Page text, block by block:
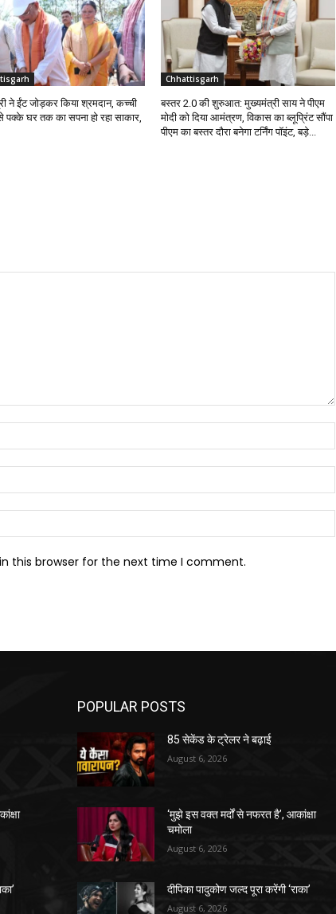
ने ईंट जोड़कर किया श्रमदान, कच्ची
पक्के घर तक का सपना हो रहा साकार,
Chhattisgarh
बस्तर 2.0 की शुरुआत: मुख्यमंत्री साय ने पीएम
मोदी को दिया आमंत्रण, विकास का ब्लूप्रिंट सौंपा
पीएम का बस्तर दौरा बनेगा टर्निंग पॉइंट, बड़े...
this browser for the next time I comment.
POPULAR POSTS
85 सेकेंड के ट्रेलर ने बढ़ाई
August 6, 2026
‘मुझे इस वक्त मर्दों से नफरत है’, आकांक्षा
चमोला
August 6, 2026
दीपिका पादुकोण जल्द पूरा करेंगी ‘राका’
August 6, 2026